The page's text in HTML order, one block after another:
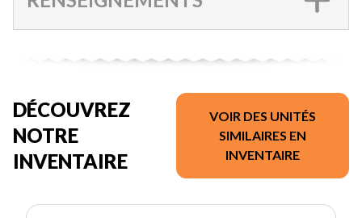
DÉCOUVREZ
NOTRE
INVENTAIRE
VOIR DES UNITÉS
SIMILAIRES EN
INVENTAIRE